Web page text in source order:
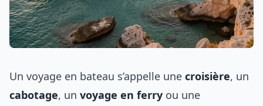
Un voyage en bateau s’appelle une croisière, un
cabotage, un voyage en ferry ou une